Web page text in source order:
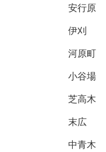
安行原
伊刈
河原町
小谷場
芝高木
末広
中青木